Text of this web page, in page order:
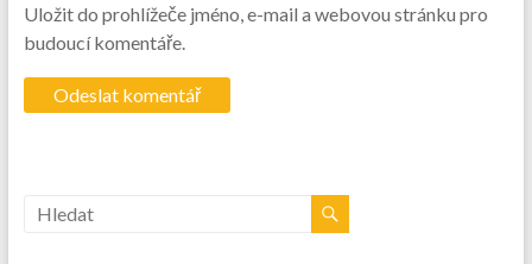
Uložit do prohlížeče jméno, e-mail a webovou stránku pro
budoucí komentáře.